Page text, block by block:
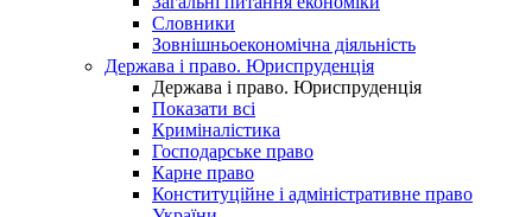
Словники
Зовнішньоекономічна діяльність
Держава і право. Юриспруденція
Держава і право. Юриспруденція
Показати всі
Криміналістика
Господарське право
Карне право
Конституційне і адміністративне право